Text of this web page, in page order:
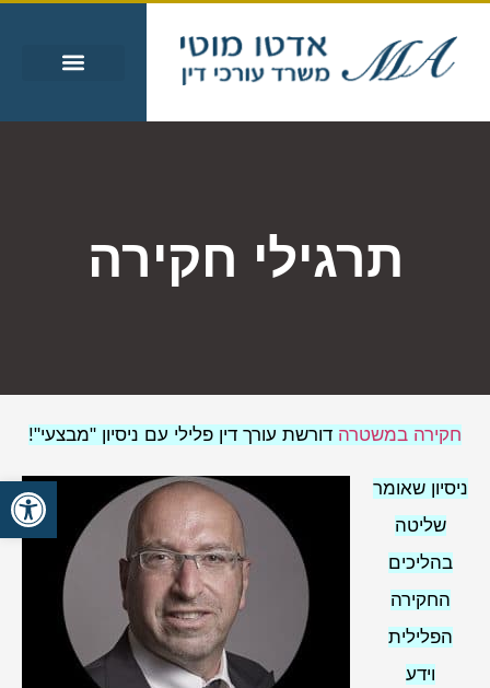
תרגילי חקירה
חקירה במשטרה דורשת עורך דין פלילי עם ניסיון "מבצעי"!
ניסיון שאומר
שליטה
בהליכים
החקירה
הפלילית
וידע
פתח